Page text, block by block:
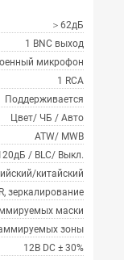
＞62дБ
1 BNC выход
микрофон
1 RCA
Поддерживается
Цвет/ ЧБ / Авто
ATW/ MWB
/ BLC/ Выкл.
китайский
зеркалирование
маски
зоны
12В DC ± 30%